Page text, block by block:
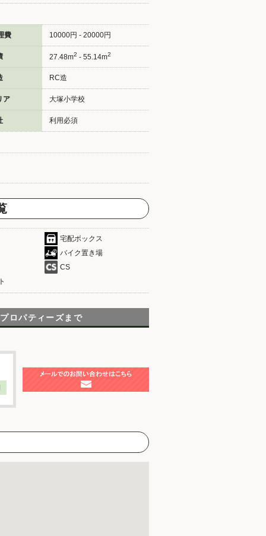
費 10000円 - 20000円
27.48m2 - 55.14m2
RC造
ア 大塚小学校
利用必須
宅配ボックス
バイク置き場
CS
ロパティーズまで